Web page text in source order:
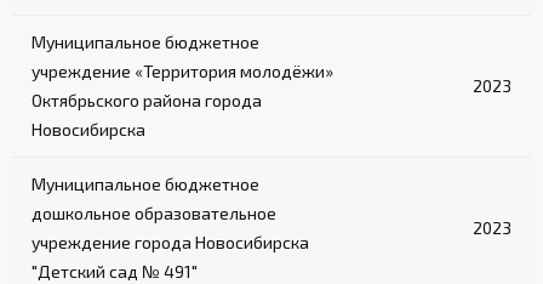
Муниципальное бюджетное
учреждение «Территория молодёжи»
Октябрьского района города
Новосибирска
2023
Муниципальное бюджетное
дошкольное образовательное
учреждение города Новосибирска
"Детский сад № 491"
2023